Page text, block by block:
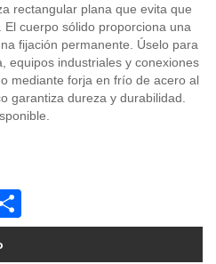
rectangular plana que evita que
cuerpo sólido proporciona una
fijación permanente. Úselo para
equipos industriales y conexiones
mediante forja en frío de acero al
garantiza dureza y durabilidad.